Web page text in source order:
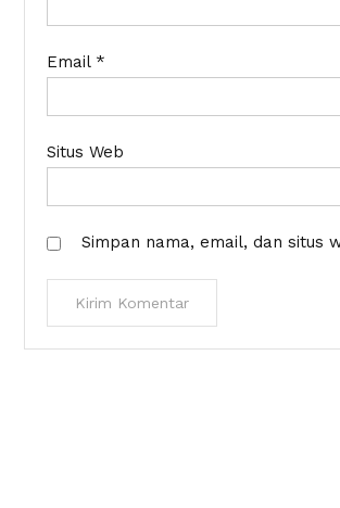
Email *
Situs Web
Simpan nama, email, dan situs